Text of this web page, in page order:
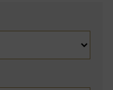
džusy nebo
spotřebiteli, tak
dodávají jemnou